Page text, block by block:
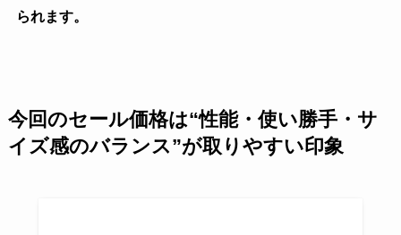
られます。
今回のセール価格は“性能・使い勝手・サ
イズ感のバランス”が取りやすい印象